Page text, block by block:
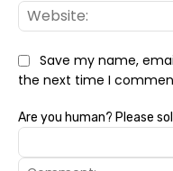
Save my name,
the next time I
Are you human? Please